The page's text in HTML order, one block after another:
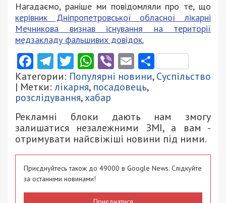
Нагадаємо, раніше ми повідомляли про те, що
керівник Дніпропетровської обласної лікарні
Мечникова визнав існування на території
медзакладу фальшивих довідок.
Facebook
Telegram
Twitter
WhatsApp
ViberEmail
Категории: Популярні новини,Суспільство
| Метки: лікарня, посадовець,
розслідування,хабар
Рекламні блоки дають нам змогу
залишатися незалежними ЗМІ, а вам -
отримувати найсвіжіші новини під ними.
Приєднуйтесь також до 49000 в Google News. Слідкуйте
за останніми новинами!